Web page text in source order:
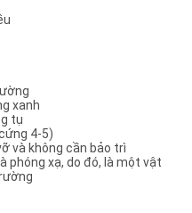
xanh
tụ
4-5)
và không cần bảo trì
phóng xạ, do đó, là một vật